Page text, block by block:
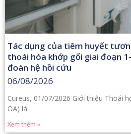
Tác dụng của tiêm huyết
thoái hóa khớp gối giai đoạn
đoàn hệ hồi cứu
06/08/2026
Cureus, 01/07/2026 Giới thiệu Thoái
OA) là
Xem thêm »